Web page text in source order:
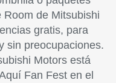
Room de Mitsubishi
gratis, para
sin preocupaciones.
Motors está
Fan Fest en el